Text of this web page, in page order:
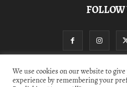
FOLLOW
Privacy Policy
We use cookies on our website to
experience by remembering your